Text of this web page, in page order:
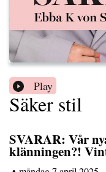
Play
Säker stil
SVARAR: Vår
klänningen?!